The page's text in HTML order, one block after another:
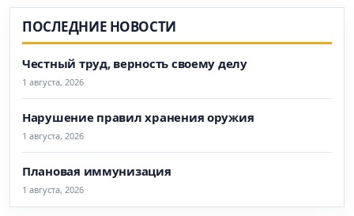
ПОСЛЕДНИЕ НОВОСТИ
Честный труд, верность своему делу
1 августа, 2026
Нарушение правил хранения оружия
1 августа, 2026
Плановая иммунизация
1 августа, 2026